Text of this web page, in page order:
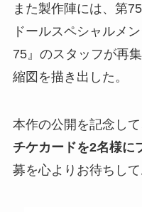
また製作陣には、第
ドールスペシャルメ
75』のスタッフが再
縮図を描き出した。
本作の公開を記念して
チケカードを2名様に
募を心よりお待ちして